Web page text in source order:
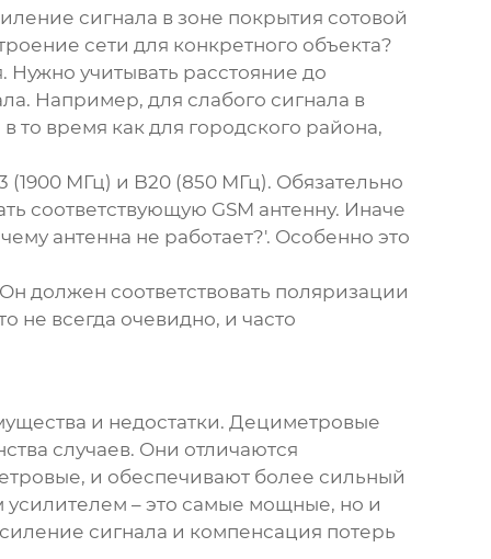
сигнала в зоне покрытия сотовой
сети для конкретного объекта?
Нужно учитывать расстояние до
Например, для слабого сигнала в
то время как для городского района,
МГц) и B20 (850 МГц). Обязательно
соответствующую GSM антенну. Иначе
антенна не работает?'. Особенно это
должен соответствовать поляризации
не всегда очевидно, и часто
и недостатки. Дециметровые
случаев. Они отличаются
и обеспечивают более сильный
усилителем – это самые мощные, но и
сигнала и компенсация потерь